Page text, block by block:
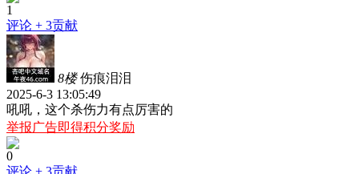
1
评论 + 3贡献
8楼 伤痕泪泪
2025-6-3 13:05:49
吼吼，这个杀伤力有点厉害的
举报广告即得积分奖励
0